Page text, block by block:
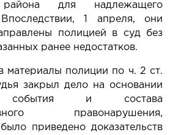
района для надлежащего
1 апреля, они
полицией в суд без
ранее недостатков.
материалы полиции по ч. 2 ст.
закрыл дело на основании
события и состава
правонарушения,
приведено доказательств